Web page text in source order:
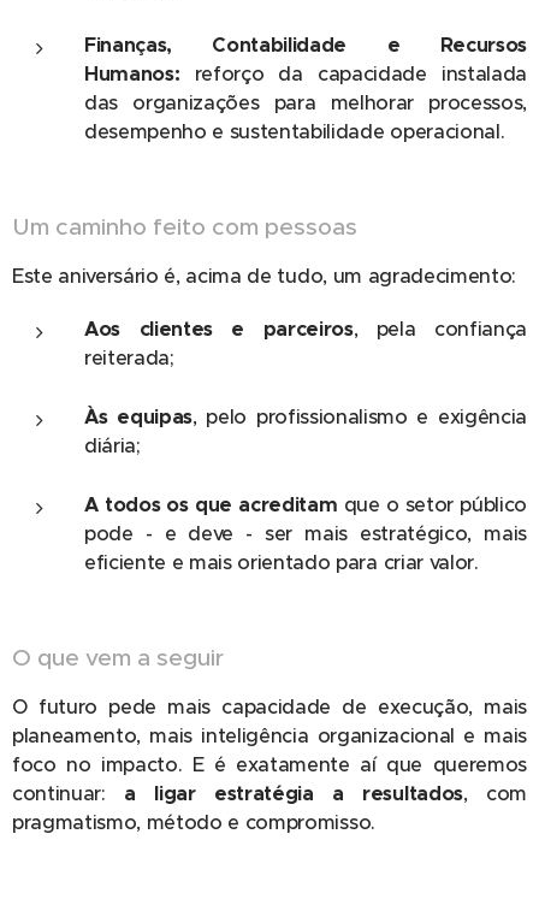
Finanças, Contabilidade e Recursos
Humanos: reforço da capacidade instalada
das organizações para melhorar processos,
desempenho e sustentabilidade operacional.
Um caminho feito com pessoas
Este aniversário é, acima de tudo, um agradecimento:
Aos clientes e parceiros, pela confiança
reiterada;
Às equipas, pelo profissionalismo e exigência
diária;
A todos os que acreditam que o setor público
pode - e deve - ser mais estratégico, mais
eficiente e mais orientado para criar valor.
O que vem a seguir
O futuro pede mais capacidade de execução, mais
planeamento, mais inteligência organizacional e mais
foco no impacto. E é exatamente aí que queremos
continuar: a ligar estratégia a resultados, com
pragmatismo, método e compromisso.